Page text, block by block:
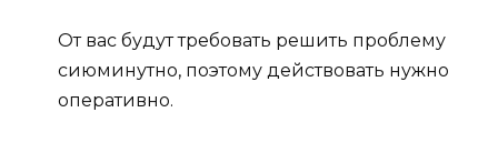
От вас будут требовать решить проблему
сиюминутно, поэтому действовать нужно
оперативно.